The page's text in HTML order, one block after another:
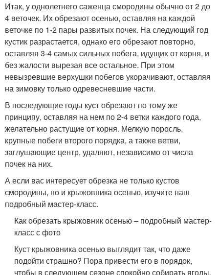
Итак, у однолетнего саженца смородины обычно от 2 до
4 веточек. Их обрезают осенью, оставляя на каждой
веточке по 1-2 пары развитых почек. На следующий год
кустик разрастается, однако его обрезают повторно,
оставляя 3-4 самых сильных побега, идущих от корня, и
без жалости вырезая все остальное. При этом
невызревшие верхушки побегов укорачивают, оставляя
на зимовку только одревесневшие части.
В последующие годы куст обрезают по тому же
принципу, оставляя на нем по 2-4 ветки каждого года,
желательно растущие от корня. Мелкую поросль,
крупные побеги второго порядка, а также ветви,
заглушающие центр, удаляют, независимо от числа
почек на них.
А если вас интересует обрезка не только кустов
смородины, но и крыжовника осенью, изучите наш
подробный мастер-класс.
Как обрезать крыжовник осенью – подробный мастер-
класс с фото
Куст крыжовника осенью выглядит так, что даже
подойти страшно? Пора привести его в порядок,
чтобы в следующем сезоне спокойно собирать ягоды.